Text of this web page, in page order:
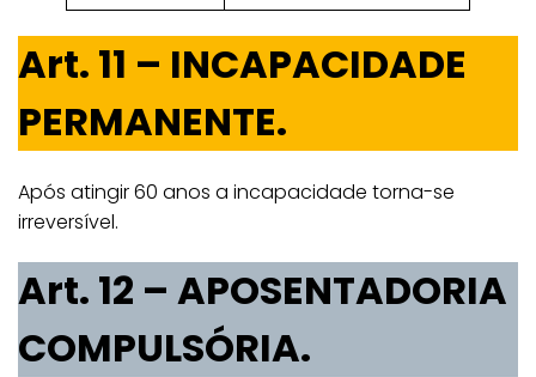
Art. 11 – INCAPACIDADE
PERMANENTE.
Após atingir 60 anos a incapacidade torna-se
irreversível.
Art. 12 – APOSENTADORIA
COMPULSÓRIA.